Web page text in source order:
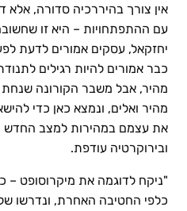
אין צורך בהיררכיה סדורה, אלא
עם ההתפתחויות – היא זו
יחזקאל, עסקים אמורים לדעת
כבר אמורים להיות רגילים
מהיר, אבל משבר הקורונה שנחת
מהיר ואלים, ונמצא כאן כדי
את עצמם במהירות למצב החדש
ובירוקרטיה עודפת.
"ניקח לדוגמה את מיקרוסופט –
כלפי החטיבה האחרת, ונדרשו